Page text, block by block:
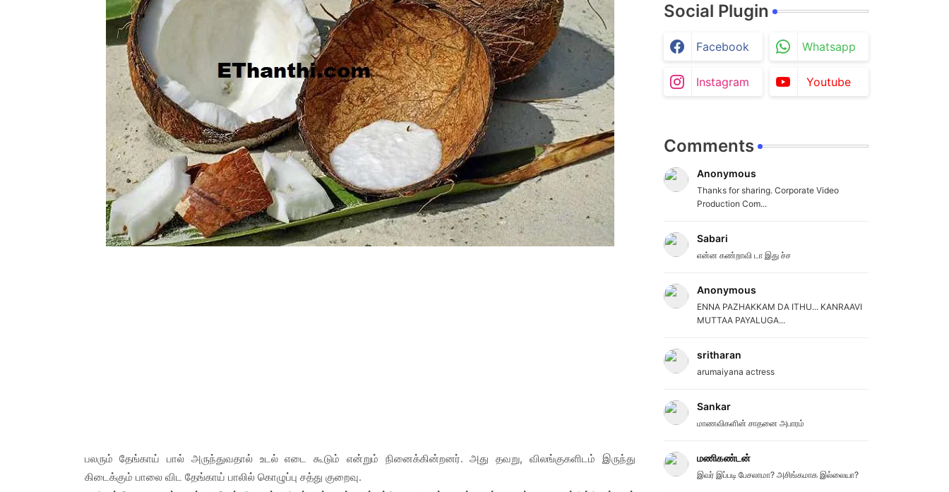
பலரும் தேங்காய் பால் அருந்துவதால் உடல் எடை கூடும் என்றும் நினைக்கின்றனர். அது தவறு, விலங்குகளிடம் இருந்து
கிடைக்கும் பாலை விட தேங்காய் பாலில் கொழுப்பு சத்து குறைவு.
Social Plugin
Facebook Whatsapp
Instagram Youtube
Comments
Anonymous
Thanks for sharing. Corporate Video
Production Com...
Sabari
என்ன கண்றாவி டா இது ச்ச
Anonymous
ENNA PAZHAKKAM DA ITHU... KANRAAVI
MUTTAA PAYALUGA...
sritharan
arumaiyana actress
Sankar
மாணவிகளின் சாதனை அபாரம்
மணிகண்டன்
இவர் இப்படி பேசலாமா? அசிங்கமாக இல்லையா?